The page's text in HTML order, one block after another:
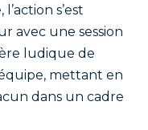
s’est
avec une session
ludique de
mettant en
dans un cadre